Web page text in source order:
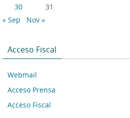
30
31
« Sep
Nov »
Acceso Fiscal
Webmail
Acceso Prensa
Acceso Fiscal